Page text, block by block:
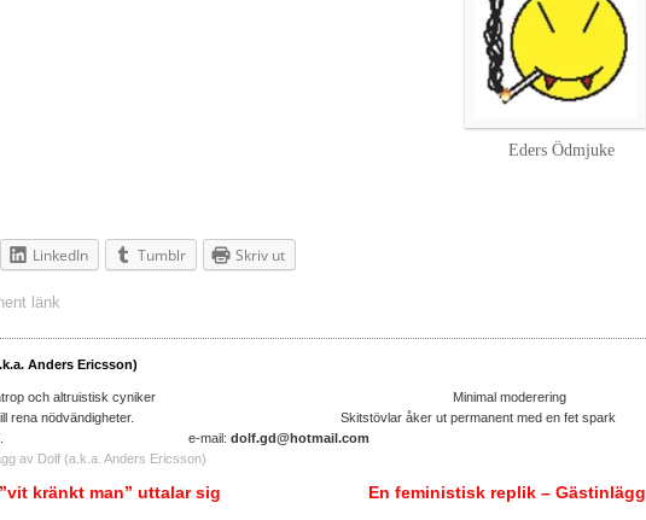
Eders Ödmjuke
LinkedIn Tumblr Skriv ut
länk
Anders Ericsson)
filantrop och altruistisk cyniker Minimal moderering
till rena nödvändigheter. Skitstövlar åker ut permanent med en fet spark
e-mail: dolf.gd@hotmail.com
av Dolf (a.k.a. Anders Ericsson)
kränkt man” uttalar sig
En feministisk replik – Gästinlägg